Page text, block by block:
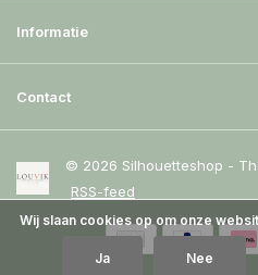
Informatie
Contact
© 2026 Silhouetteshop -
RSS-feed
Wij slaan cookies op om onze
Ja Nee